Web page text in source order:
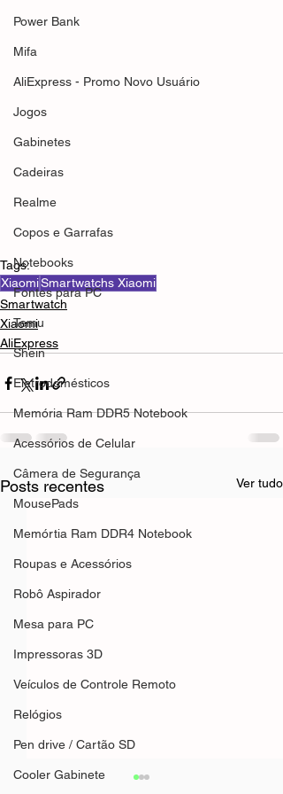
Power Bank
Mifa
AliExpress - Promo Novo Usuário
Jogos
Gabinetes
Cadeiras
Realme
Copos e Garrafas
Notebooks
Fontes para PC
Temu
Shein
Eletrodomésticos
Memória Ram DDR5 Notebook
Acessórios de Celular
Câmera de Segurança
MousePads
Memórtia Ram DDR4 Notebook
Roupas e Acessórios
Robô Aspirador
Mesa para PC
Impressoras 3D
Veículos de Controle Remoto
Relógios
Pen drive / Cartão SD
Cooler Gabinete
Tags:
XiaomiSmartwatchs Xiaomi
Smartwatch
Xiaomi
AliExpress
Posts recentes Ver tudo